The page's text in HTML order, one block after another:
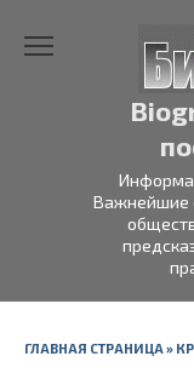
Важнейшие
ГЛАВНАЯ СТРАНИЦА»